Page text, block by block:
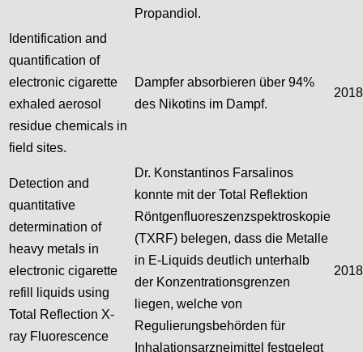
Propandiol.
Identification and
quantification of
electronic cigarette
exhaled aerosol
residue chemicals in
field sites.
Dampfer absorbieren über 94%
des Nikotins im Dampf.
2018
Detection and
quantitative
determination of
heavy metals in
electronic cigarette
refill liquids using
Total Reflection X-
ray Fluorescence
Dr. Konstantinos Farsalinos
konnte mit der Total Reflektion
Röntgenfluoreszenzspektroskopie
(TXRF) belegen, dass die Metalle
in E-Liquids deutlich unterhalb
der Konzentrationsgrenzen
liegen, welche von
Regulierungsbehörden für
Inhalationsarzneimittel festgelegt
2018